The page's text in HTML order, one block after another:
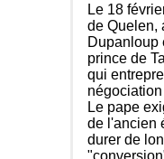
Le 18
de Quelen,
Dupanloup
prince de
qui
Le pape
de l'ancien
durer de